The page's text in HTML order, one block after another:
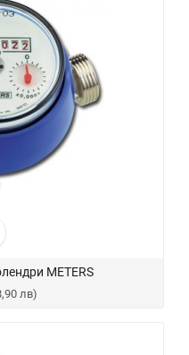
METERS
лв)